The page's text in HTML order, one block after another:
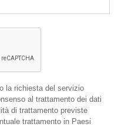
la richiesta del servizio
al trattamento dei dati
di trattamento previste
trattamento in Paesi